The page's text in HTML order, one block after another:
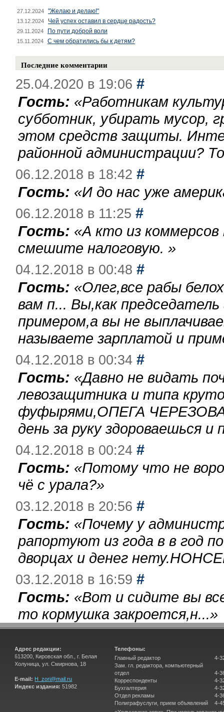
27.12.2024 "Желаю и делаю!"
13.12.2024 Чей успех оставил в сердце радость?
29.11.2024 По пути доброй воли
15.11.2024 С чем обратились бы к детям?
Последние комментарии
25.04.2020 в 19:06 #
Гость: «Работникам
субботник, убирать мусор,
этом средств защиты.
районной администрации?
06.12.2018 в 18:42 #
Гость: «И до нас уже
06.12.2018 в 11:25 #
Гость: «А кто из
смешите налоговую. »
04.12.2018 в 00:48 #
Гость: «Олег,все рабы
вам п... Вы,как
примером,а вы не
называете зарплатой и
04.12.2018 в 00:34 #
Гость: «Давно не видать
левозащитника и типа
фуфырями,ОПЕГА
день за руку здороваешься
04.12.2018 в 00:24 #
Гость: «Потому что не
чё с урала?»
03.12.2018 в 20:56 #
Гость: «Почему у
рапортуют из года в в год
дворцах и денег
03.12.2018 в 16:59 #
Гость: «Вот и сидите вы
то кормушка закроется,н...»
Адрес редакции:
613200, Кировская обл., г. Белая
Холуница, ул. Смирнова, 18
E-mail: H_zori@mail.ru
Индекс издания: 51982
Телефоны:
Главный редактор
Зам. гл. редактора, компьютерный
отдел
Корреспонденты
Бухгалтерия
Отдел рекламы
Полиграфуслуги, прием объявлений
4-
4-
4-
4-
4-
4-